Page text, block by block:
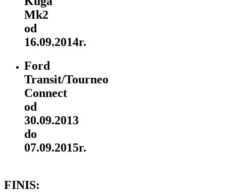
Mk2
od
16.09.2014r.
Ford
Transit/Tourneo
Connect
od
30.09.2013
do
07.09.2015r.
FINIS: